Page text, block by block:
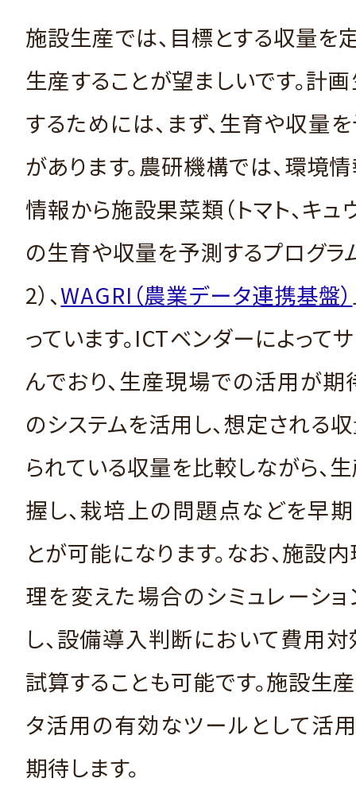
施設生産では、目標とする収量を
生産することが望ましいです。計
するためには、まず、生育や収量
があります。農研機構では、環境
情報から施設果菜類（トマト、キュ
の生育や収量を予測するプログラ
2）、WAGRI（農業データ連携基盤）
っています。ICTベンダーによって
んでおり、生産現場での活用が期
のシステムを活用し、想定される
られている収量を比較しながら、
握し、栽培上の問題点などを早
とが可能になります。なお、施設
理を変えた場合のシミュレーシ
し、設備導入判断において費用
試算することも可能です。施設生
タ活用の有効なツールとして活
期待します。